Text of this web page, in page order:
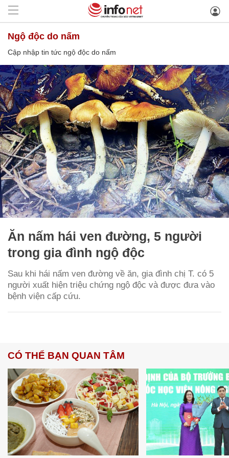
ngộ độc do nấm
Cập nhập tin tức ngộ độc do nấm
Ăn nấm hái ven đường, 5 người
trong gia đình ngộ độc
Sau khi hái nấm ven đường về ăn, gia đình chị T. có 5
người xuất hiện triệu chứng ngộ độc và được đưa vào
bệnh viện cấp cứu.
CÓ THỂ BẠN QUAN TÂM